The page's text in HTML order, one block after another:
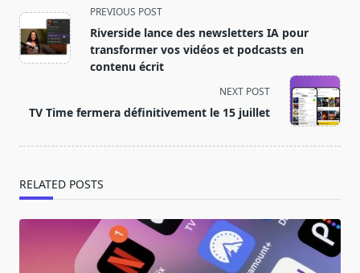
<span
class="nav-
subtitle
screen-
text">Page</span>
PREVIOUS POST
Riverside lance des newsletters IA pour
transformer vos vidéos et podcasts en
contenu écrit
NEXT POST
TV Time fermera définitivement le 15 juillet
RELATED POSTS